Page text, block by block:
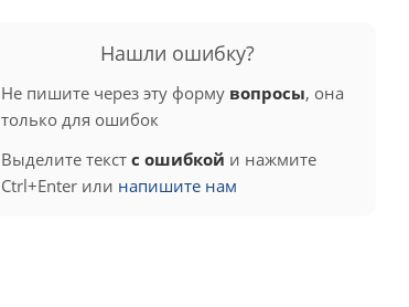
Нашли ошибку?
Не пишите через эту форму вопросы, она
только для ошибок
Выделите текст с ошибкой и нажмите
Ctrl+Enter или напишите нам